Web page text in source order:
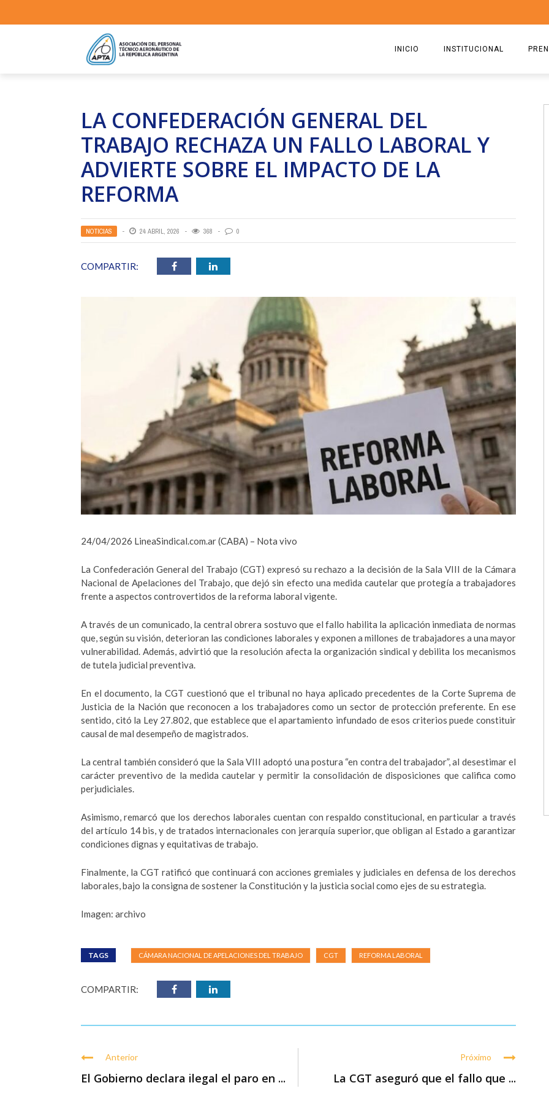
INICIO INSTITUCIONAL
COMISIÓN DIRECTIVA 2023-
LA CONFEDERACIÓN GENERAL DEL
TRABAJO RECHAZA UN FALLO LABORAL Y
ADVIERTE SOBRE EL IMPACTO DE LA
REFORMA
NOTICIAS 24 ABRIL, 2026 368 0
COMPARTIR:
24/04/2026 LineaSindical.com.ar(CABA) – Nota vivo
La Confederación General del Trabajo (CGT) expresó su rechazo a la decisión de la Sala VIII de la Cámara
Nacional de Apelaciones del Trabajo, que dejó sin efecto una medida cautelar que protegía a trabajadores
frente a aspectos controvertidos de la reforma laboral vigente.
A través de un comunicado, la central obrera sostuvo que el fallo habilita la aplicación inmediata de normas
que, según su visión, deterioran las condiciones laborales y exponen a millones de trabajadores a una mayor
vulnerabilidad. Además, advirtió que la resolución afecta la organización sindical y debilita los mecanismos
de tutela judicial preventiva.
En el documento, la CGT cuestionó que el tribunal no haya aplicado precedentes de la Corte Suprema de
Justicia de la Nación que reconocen a los trabajadores como un sector de protección preferente. En ese
sentido, citó la Ley 27.802, que establece que el apartamiento infundado de esos criterios puede constituir
causal de mal desempeño de magistrados.
La central también consideró que la Sala VIII adoptó una postura “en contra del trabajador”, al desestimar el
carácter preventivo de la medida cautelar y permitir la consolidación de disposiciones que califica como
perjudiciales.
Asimismo, remarcó que los derechos laborales cuentan con respaldo constitucional, en particular a través
del artículo 14 bis, y de tratados internacionales con jerarquía superior, que obligan al Estado a garantizar
condiciones dignas y equitativas de trabajo.
Finalmente, la CGT ratificó que continuará con acciones gremiales y judiciales en defensa de los derechos
laborales, bajo la consigna de sostener la Constitución y la justicia social como ejes de su estrategia.
Imagen: archivo
TAGS CÁMARA NACIONAL DE APELACIONES DEL TRABAJO CGT REFORMA LABORAL
COMPARTIR:
Anterior
El Gobierno declara ilegal el paro en ...
Próximo
La CGT aseguró que el fallo que ...